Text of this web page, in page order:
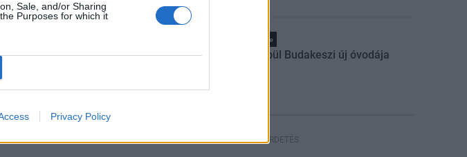
Sale, and/or Sharing
Purposes for which it
Privacy Policy
Pest megye
Fából épül Budakeszi új óvodája
HIRDETÉS